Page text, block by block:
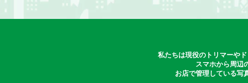
私たちは現役のトリマーや
スマホから周辺
お店で管理している写